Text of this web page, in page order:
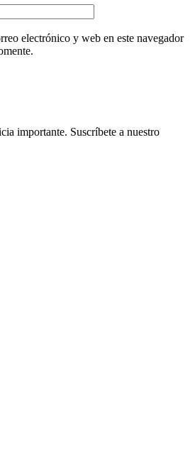
electrónico y web en este navegador
importante. Suscríbete a nuestro